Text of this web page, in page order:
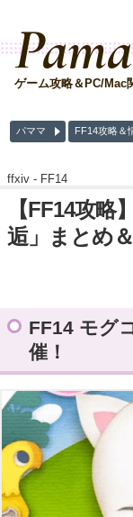
ゲーム攻略＆PC/Mac
パママ FF14攻略＆
ffxiv - FF14
【FF14攻略
逅」まとめ
FF14 モグ
催！